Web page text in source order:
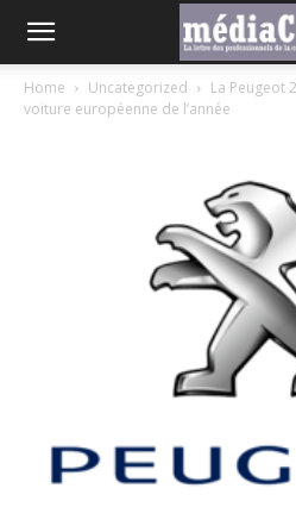
Home Uncategorized
La Peugeot
voiture européenne de l’année